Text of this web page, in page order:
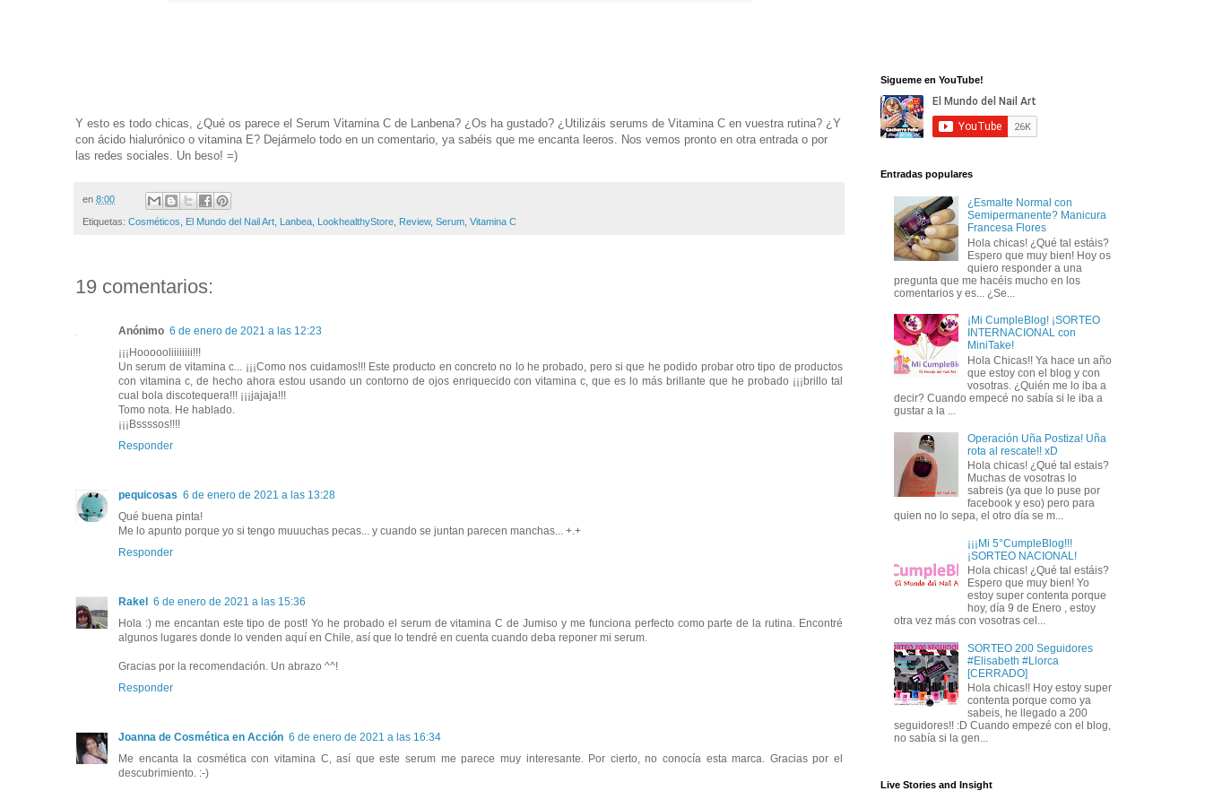
Y esto es todo chicas, ¿Qué os parece el Serum Vitamina C de Lanbena? ¿Os ha gustado? ¿Utilizáis serums de Vitamina C en vuestra rutina? ¿Y
con ácido hialurónico o vitamina E? Dejármelo todo en un comentario, ya sabéis que me encanta leeros. Nos vemos pronto en otra entrada o por
las redes sociales. Un beso! =)
en 8:00
Etiquetas: Cosméticos El Mundo del Nail Art Lanbea LookhealthyStore Review, Serum Vitamina C
19 comentarios:
Anónimo 6 de enero de 2021 a las 12:23
¡¡¡Hoooooliiiiiiii!!!
Un serum de vitamina c... ¡¡¡Como nos cuidamos!!! Este producto en concreto no lo he probado, pero si que he podido probar otro tipo de productos
con vitamina c, de hecho ahora estou usando un contorno de ojos enriquecido con vitamina c, que es lo más brillante que he probado ¡¡¡brillo tal
cual bola discotequera!!! ¡¡¡jajaja!!!
Tomo nota. He hablado.
¡¡¡Bssssos!!!!
Responder
pequicosas 6 de enero de 2021 a las 13:28
Qué buena pinta!
Me lo apunto porque yo si tengo muuuchas pecas... y cuando se juntan parecen manchas... +.+
Responder
Rakel 6 de enero de 2021 a las 15:36
Hola :) me encantan este tipo de post! Yo he probado el serum de vitamina C de Jumiso y me funciona perfecto como parte de la rutina. Encontré
algunos lugares donde lo venden aquí en Chile, así que lo tendré en cuenta cuando deba reponer mi serum.
Gracias por la recomendación. Un abrazo ^^!
Responder
Joanna de Cosmética en Acción 6 de enero de 2021 a las 16:34
Me encanta la cosmética con vitamina C, así que este serum me parece muy interesante. Por cierto, no conocía esta marca. Gracias por el
descubrimiento. :-)
Sigueme en YouTube!
Entradas populares
¿Esmalte Normal con
Semipermanente? Manicura
Francesa Flores
Hola chicas! ¿Qué tal estáis?
Espero que muy bien! Hoy os
quiero responder a una
pregunta que me hacéis mucho en los
comentarios y es... ¿Se...
¡Mi CumpleBlog! ¡SORTEO
INTERNACIONAL con
MiniTake!
Hola Chicas!! Ya hace un año
que estoy con el blog y con
vosotras. ¿Quién me lo iba a
decir? Cuando empecé no sabía si le iba a
gustar a la ...
Operación Uña Postiza! Uña
rota al rescate!! xD
Hola chicas! ¿Qué tal estais?
Muchas de vosotras lo
sabreis (ya que lo puse por
facebook y eso) pero para
quien no lo sepa, el otro día se m...
¡¡¡Mi 5°CumpleBlog!!!
¡SORTEO NACIONAL!
Hola chicas! ¿Qué tal estáis?
Espero que muy bien! Yo
estoy super contenta porque
hoy, día 9 de Enero , estoy
otra vez más con vosotras cel...
SORTEO 200 Seguidores
#Elisabeth #Llorca
[CERRADO]
Hola chicas!! Hoy estoy super
contenta porque como ya
sabeis, he llegado a 200
seguidores!! :D Cuando empezé con el blog,
no sabía si la gen...
Live Stories and Insight